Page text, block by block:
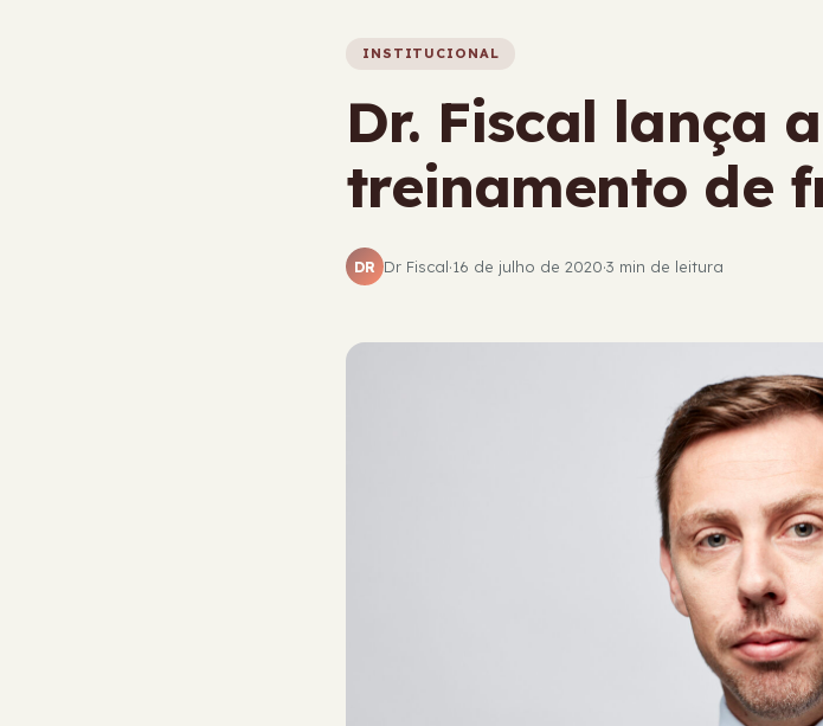
INSTITUCIONAL
Dr. Fiscal lança
treinamento de
DR Dr Fiscal·16 de julho de 2020·3 min de leitura